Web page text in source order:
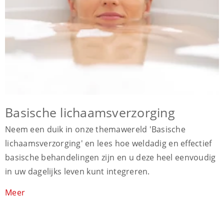
Basische lichaamsverzorging
Neem een duik in onze themawereld 'Basische
lichaamsverzorging' en lees hoe weldadig en effectief
basische behandelingen zijn en u deze heel eenvoudig
in uw dagelijks leven kunt integreren.
Meer